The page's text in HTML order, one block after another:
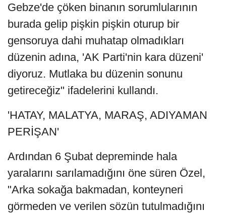
Gebze'de çöken binanın sorumlularının
burada gelip pişkin pişkin oturup bir
gensoruya dahi muhatap olmadıkları
düzenin adına, 'AK Parti'nin kara düzeni'
diyoruz. Mutlaka bu düzenin sonunu
getireceğiz" ifadelerini kullandı.
'HATAY, MALATYA, MARAŞ, ADIYAMAN
PERİŞAN'
Ardından 6 Şubat depreminde hala
yaralarını sarılamadığını öne süren Özel,
"Arka sokağa bakmadan, konteyneri
görmeden ve verilen sözün tutulmadığını